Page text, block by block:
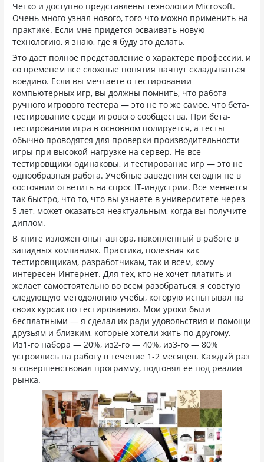
Четко и доступно представлены технологии Microsoft.
Очень много узнал нового, того что можно применить на
практике. Если мне придется осваивать новую
технологию, я знаю, где я буду это делать.
Это даст полное представление о характере профессии, и
со временем все сложные понятия начнут складываться
воедино. Если вы мечтаете о тестировании
компьютерных игр, вы должны помнить, что работа
ручного игрового тестера — это не то же самое, что бета-
тестирование среди игрового сообщества. При бета-
тестировании игра в основном полируется, а тесты
обычно проводятся для проверки производительности
игры при высокой нагрузке на сервер. Не все
тестировщики одинаковы, и тестирование игр — это не
однообразная работа. Учебные заведения сегодня не в
состоянии ответить на спрос IT-индустрии. Все меняется
так быстро, что то, что вы узнаете в университете через
5 лет, может оказаться неактуальным, когда вы получите
диплом.
В книге изложен опыт автора, накопленный в работе в
западных компаниях. Практика, полезная как
тестировщикам, разработчикам, так и всем, кому
интересен Интернет. Для тех, кто не хочет платить и
желает самостоятельно во всём разобраться, я советую
следующую методологию учёбы, которую испытывал на
своих курсах по тестированию. Мои уроки были
бесплатными — я сделал их ради удовольствия и помощи
друзьям и близким, которые хотели жить по-другому.
Из1-го набора — 20%, из2-го — 40%, из3-го — 80%
устроились на работу в течение 1-2 месяцев. Каждый раз
я совершенствовал программу, подгонял ее под реалии
рынка.